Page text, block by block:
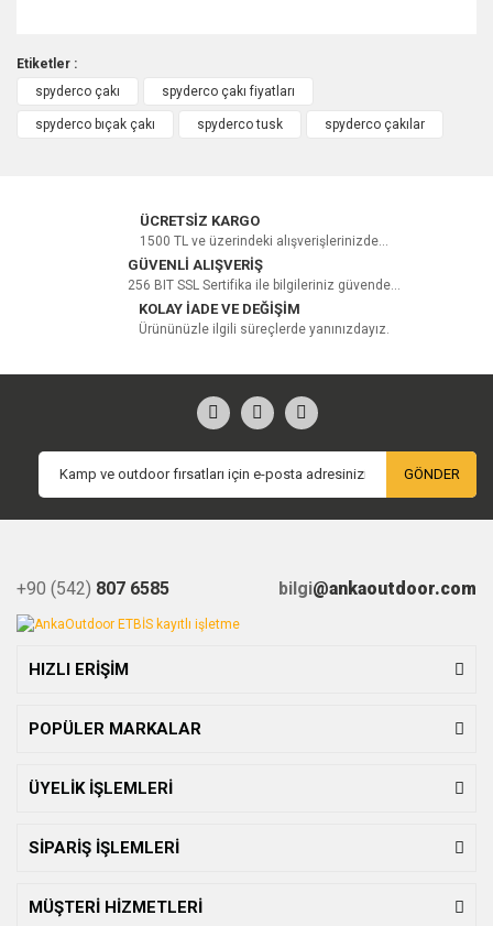
Bu ürüne ilk yorumu siz yapın!
Etiketler :
spyderco çakı
spyderco çakı fiyatları
spyderco bıçak çakı spyderco tusk spyderco çakılar
ÜCRETSİZ KARGO
1500 TL ve üzerindeki alışverişlerinizde...
GÜVENLİ ALIŞVERİŞ
256 BIT SSL Sertifika ile bilgileriniz güvende...
KOLAY İADE VE DEĞİŞİM
Ürününüzle ilgili süreçlerde yanınızdayız.
GÖNDER
+90 (542) 807 6585 bilgi@ankaoutdoor.com
HIZLI ERİŞİM
POPÜLER MARKALAR
ÜYELİK İŞLEMLERİ
SİPARİŞ İŞLEMLERİ
MÜŞTERİ HİZMETLERİ